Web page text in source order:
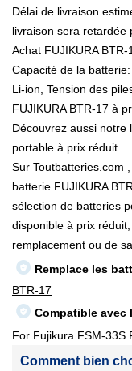
Délai de livraison
livraison sera retardée
Achat FUJIKURA
Capacité de la
Li-ion, Tension des
FUJIKURA BTR-17 à
Découvrez aussi notre
portable à prix réduit.
Sur Toutbatteries.com
batterie FUJIKURA
sélection de batteries
disponible à prix
remplacement ou de
Remplace les
BTR-17
Compatible avec
For Fujikura FSM-33S
Comment bien